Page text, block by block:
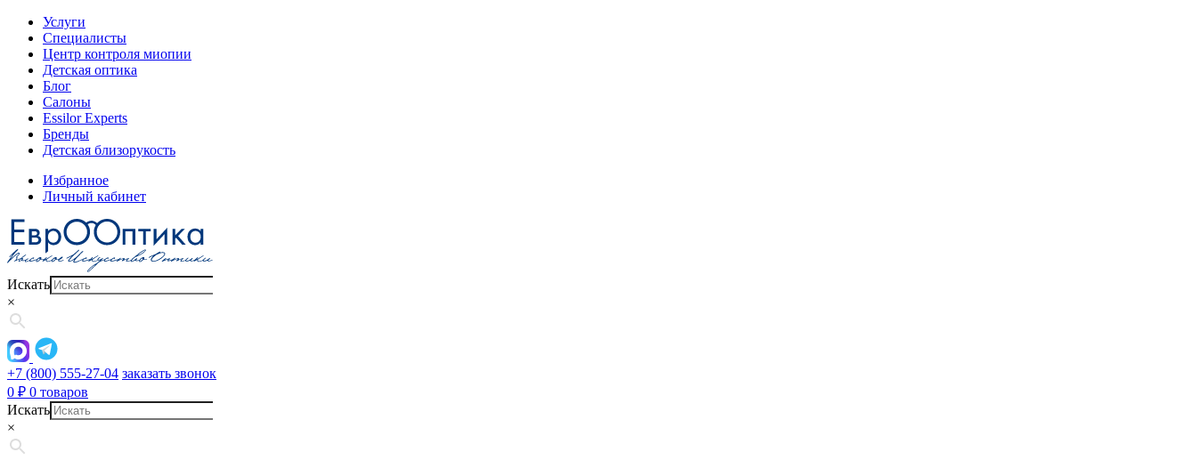
Услуги
Специалисты
Центр контроля миопии
Детская оптика
Блог
Салоны
Essilor Experts
Бренды
Детская близорукость
Избранное
Личный кабинет
Искать
×
+7 (800) 555-27-04 заказать звонок
0 ₽ 0 товаров
Искать
×